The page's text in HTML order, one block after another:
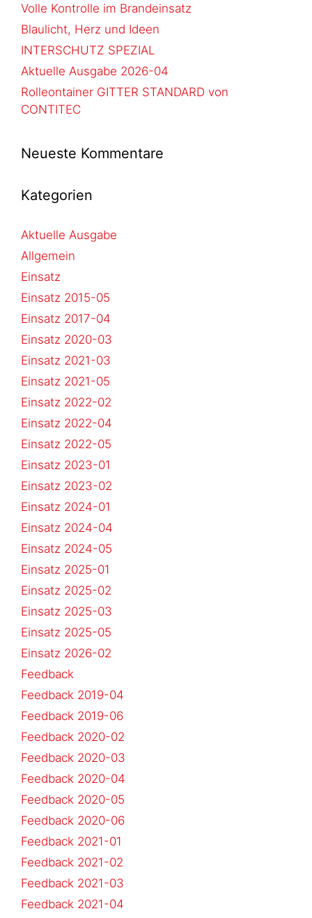
Volle Kontrolle im Brandeinsatz
Blaulicht, Herz und Ideen
INTERSCHUTZ SPEZIAL
Aktuelle Ausgabe 2026-04
Rolleontainer GITTER STANDARD von
CONTITEC
Neueste Kommentare
Kategorien
Aktuelle Ausgabe
Allgemein
Einsatz
Einsatz 2015-05
Einsatz 2017-04
Einsatz 2020-03
Einsatz 2021-03
Einsatz 2021-05
Einsatz 2022-02
Einsatz 2022-04
Einsatz 2022-05
Einsatz 2023-01
Einsatz 2023-02
Einsatz 2024-01
Einsatz 2024-04
Einsatz 2024-05
Einsatz 2025-01
Einsatz 2025-02
Einsatz 2025-03
Einsatz 2025-05
Einsatz 2026-02
Feedback
Feedback 2019-04
Feedback 2019-06
Feedback 2020-02
Feedback 2020-03
Feedback 2020-04
Feedback 2020-05
Feedback 2020-06
Feedback 2021-01
Feedback 2021-02
Feedback 2021-03
Feedback 2021-04